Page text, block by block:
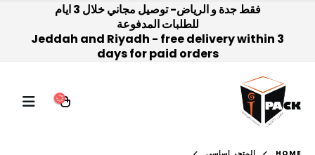
فقط جدة و الرياض- توصيل مجاني خلال 3 ايام
للطلبات المدفوعة
Jeddah and Riyadh - free delivery within 3
days for paid orders